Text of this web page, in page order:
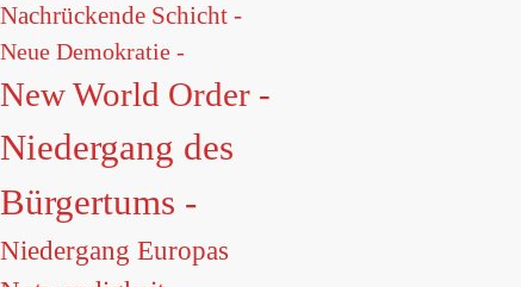
Nachrückende Schicht -
Neue Demokratie -
New World Order -
Niedergang des
Bürgertums -
Niedergang Europas